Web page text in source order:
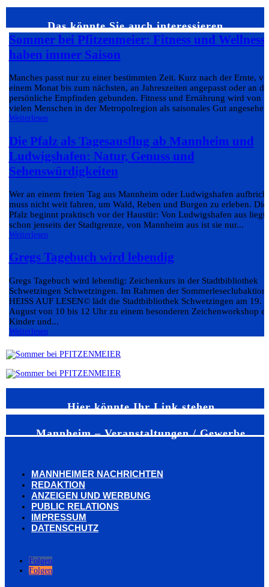
Das könnte Sie auch interessieren…
Sommer bei Pfitzenmeier: Fitness und Wellness
haben immer Saison
Manches passt nur zu einer bestimmten Zeit. Kurz nach der Ernte,
einem Monat bis zum nächsten, an Jahreszeiten angepasst oder an
persönliche Empfinden gebunden. Fitness und Ernährung wird von
vielen Menschen in der Metropolregion als saisonales Gut
Weiterlesen
Die Pfalz als Tagesausflug ab Mannheim und
Ludwigshafen: Natur, Genuss und
Sehenswürdigkeiten
Wer an einem freien Tag aus Mannheim oder Ludwigshafen
muss nicht weit fahren, um Wald, Reben und Burgen zu erleben. Die
Pfalz beginnt praktisch vor der Haustür: Von Ludwigshafen aus liegt
schon jenseits der Stadtgrenze, von Mannheim aus ist sie nur...
Weiterlesen
Gregs Tagebuch wird lebendig
Gregs Tagebuch wird lebendig: Zeichenkurs in der Stadtbibliothek
Schwetzingen Schwetzingen. Im Rahmen der Sommerleseclubaktion
HEISS AUF LESEN© lädt die Stadtbibliothek Schwetzingen am 19.
August von 10 bis 12 Uhr zu einem besonderen Zeichenworkshop
Kinder und...
Weiterlesen
Hier könnte Ihr Link stehen
Mannheim – Veranstaltungen / Gewerbe
MANNHEIMER NACHRICHTEN
REDAKTION
ANZEIGEN UND WERBUNG
PUBLIC RELATIONS
IMPRESSUM
DATENSCHUTZ
Folgen
Folgen